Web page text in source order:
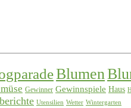
Blumen
Gewinner Gewinnspiele Haus
Utensilien Wetter Wintergarten